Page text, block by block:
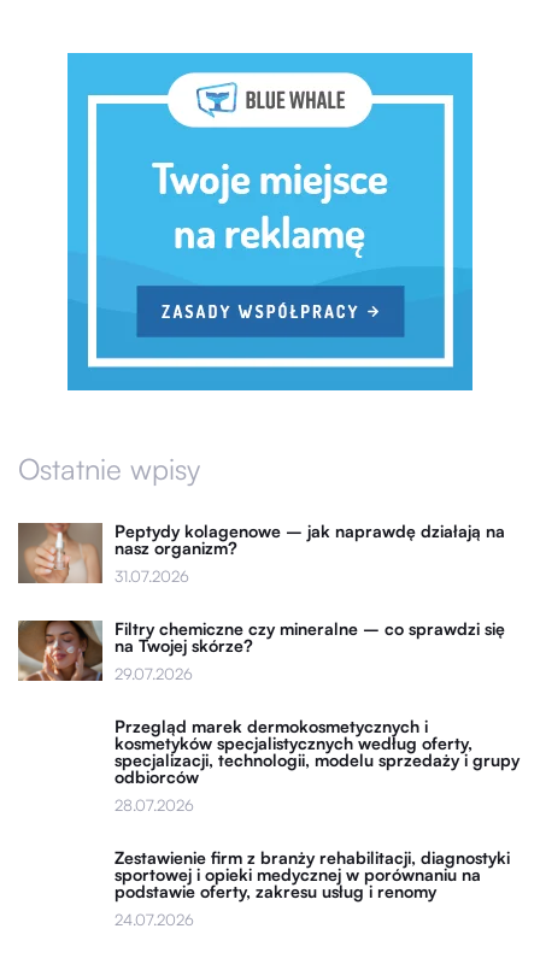
Ostatnie wpisy
Peptydy kolagenowe – jak naprawdę działają na
nasz organizm?
31.07.2026
Filtry chemiczne czy mineralne – co sprawdzi się
na Twojej skórze?
29.07.2026
Przegląd marek dermokosmetycznych i
kosmetyków specjalistycznych według oferty,
specjalizacji, technologii, modelu sprzedaży i grupy
odbiorców
28.07.2026
Zestawienie firm z branży rehabilitacji, diagnostyki
sportowej i opieki medycznej w porównaniu na
podstawie oferty, zakresu usług i renomy
24.07.2026